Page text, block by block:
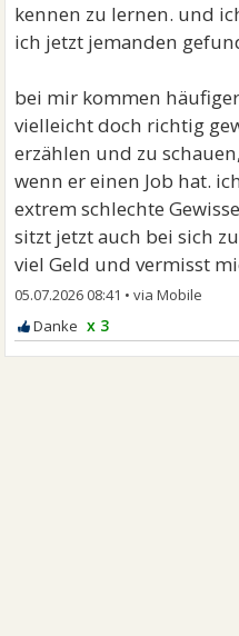
kennen zu lernen. und
ich jetzt jemanden
bei mir kommen
vielleicht doch richtig
erzählen und zu
wenn er einen Job hat.
extrem schlechte
sitzt jetzt auch bei sich
viel Geld und vermisst
05.07.2026 08:41 •
x 3